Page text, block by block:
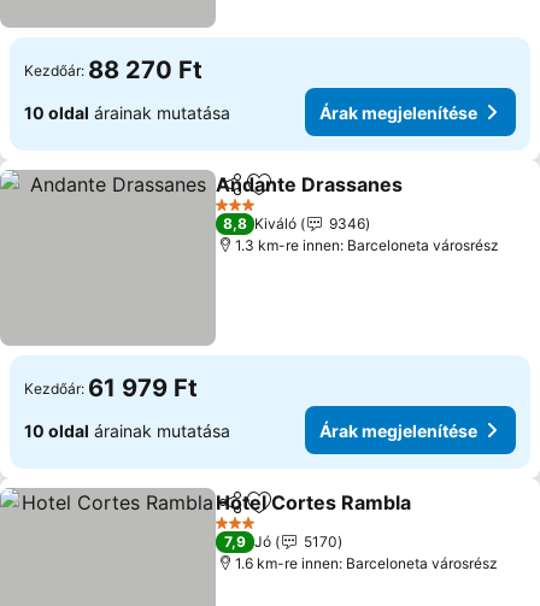
Kezdőár: 88 270 Ft
10 oldal árainak mutatása Árak megjelenítése
Megosztás
Hozzáadás a kedvencekhez
Andante Drassanes
3 Kategória
8,8 Kiváló
9346
1.3 km-re innen: Barceloneta városrész
Kezdőár: 61 979 Ft
10 oldal árainak mutatása Árak megjelenítése
MegosztásHozzáadás a kedvencekhez
Hotel Cortes Rambla
3 Kategória
7,9 Jó
5170
1.6 km-re innen: Barceloneta városrész